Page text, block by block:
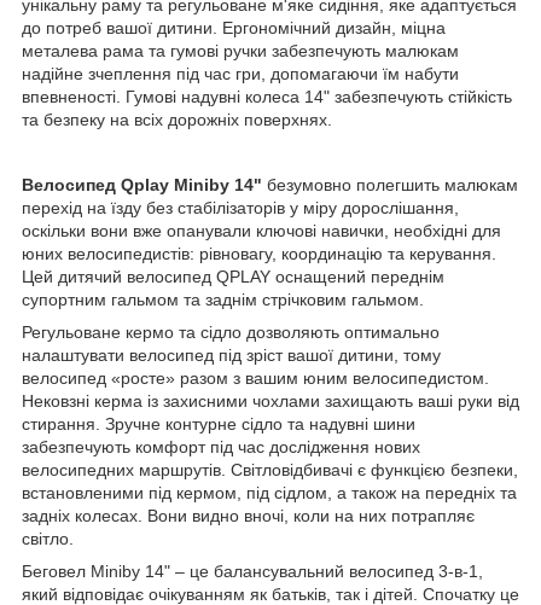
унікальну раму та регульоване м'яке сидіння, яке адаптується
до потреб вашої дитини. Ергономічний дизайн, міцна
металева рама та гумові ручки забезпечують малюкам
надійне зчеплення під час гри, допомагаючи їм набути
впевненості. Гумові надувні колеса 14" забезпечують стійкість
та безпеку на всіх дорожніх поверхнях.
Велосипед Qplay Miniby 14" безумовно полегшить малюкам
перехід на їзду без стабілізаторів у міру дорослішання,
оскільки вони вже опанували ключові навички, необхідні для
юних велосипедистів: рівновагу, координацію та керування.
Цей дитячий велосипед QPLAY оснащений переднім
супортним гальмом та заднім стрічковим гальмом.
Регульоване кермо та сідло дозволяють оптимально
налаштувати велосипед під зріст вашої дитини, тому
велосипед «росте» разом з вашим юним велосипедистом.
Нековзні керма із захисними чохлами захищають ваші руки від
стирання. Зручне контурне сідло та надувні шини
забезпечують комфорт під час дослідження нових
велосипедних маршрутів. Світловідбивачі є функцією безпеки,
встановленими під кермом, під сідлом, а також на передніх та
задніх колесах. Вони видно вночі, коли на них потрапляє
світло.
Беговел Miniby 14" – це балансувальний велосипед 3-в-1,
який відповідає очікуванням як батьків, так і дітей. Спочатку це